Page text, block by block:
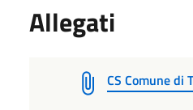
Allegati
CS Comune di